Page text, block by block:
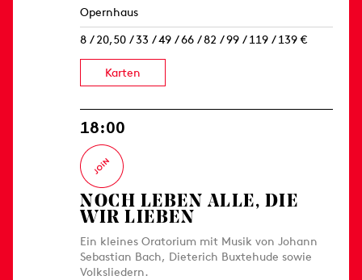
Opernhaus
8 / 20,50 / 33 / 49 / 66 / 82 / 99 / 119 / 139 €
Karten
18:00
NOCH LEBEN ALLE, DIE
WIR LIEBEN
Ein kleines Oratorium mit Musik von Johann
Sebastian Bach, Dieterich Buxtehude sowie
Volksliedern.